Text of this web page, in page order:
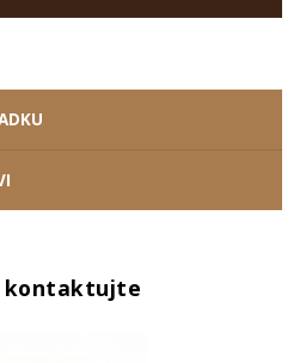
kontaktujte